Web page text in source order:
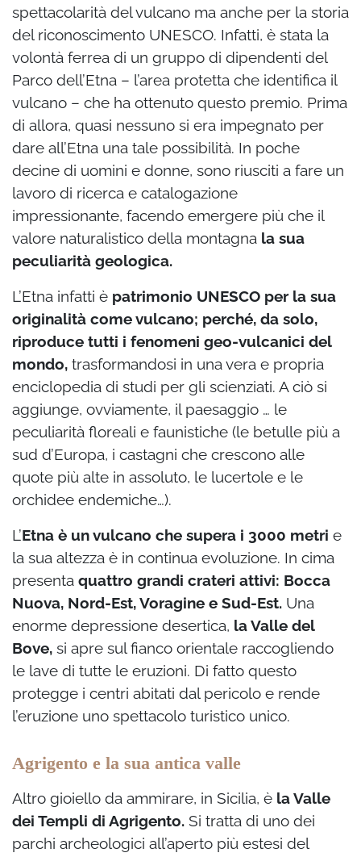
spettacolarità del vulcano ma anche per la storia
del riconoscimento UNESCO. Infatti, è stata la
volontà ferrea di un gruppo di dipendenti del
Parco dell’Etna – l’area protetta che identifica il
vulcano – che ha ottenuto questo premio. Prima
di allora, quasi nessuno si era impegnato per
dare all’Etna una tale possibilità. In poche
decine di uomini e donne, sono riusciti a fare un
lavoro di ricerca e catalogazione
impressionante, facendo emergere più che il
valore naturalistico della montagna la sua
peculiarità geologica.
L’Etna infatti è patrimonio UNESCO per la sua
originalità come vulcano; perché, da solo,
riproduce tutti i fenomeni geo-vulcanici del
mondo, trasformandosi in una vera e propria
enciclopedia di studi per gli scienziati. A ciò si
aggiunge, ovviamente, il paesaggio … le
peculiarità floreali e faunistiche (le betulle più a
sud d’Europa, i castagni che crescono alle
quote più alte in assoluto, le lucertole e le
orchidee endemiche…).
L’Etna è un vulcano che supera i 3000 metri e
la sua altezza è in continua evoluzione. In cima
presenta quattro grandi crateri attivi: Bocca
Nuova, Nord-Est, Voragine e Sud-Est. Una
enorme depressione desertica, la Valle del
Bove, si apre sul fianco orientale raccogliendo
le lave di tutte le eruzioni. Di fatto questo
protegge i centri abitati dal pericolo e rende
l’eruzione uno spettacolo turistico unico.
Agrigento e la sua antica valle
Altro gioiello da ammirare, in Sicilia, è la Valle
dei Templi di Agrigento. Si tratta di uno dei
parchi archeologici all’aperto più estesi del